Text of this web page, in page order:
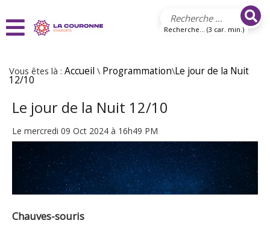
Recherche... (3 car. min.)
Vous êtes là : Accueil \ Programmation\Le jour de la Nuit
12/10
Le jour de la Nuit 12/10
Le mercredi 09 Oct 2024 à 16h49 PM
Chauves-souris